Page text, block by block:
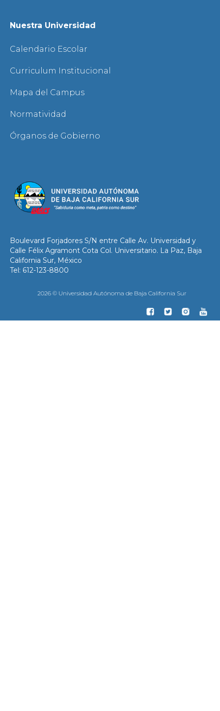
Nuestra Universidad
Calendario Escolar
Curriculum Institucional
Mapa del Campus
Normatividad
Órganos de Gobierno
Boulevard Forjadores S/N entre Calle Av. Universidad y
Calle Félix Agramont Cota Col. Universitario. La Paz, Baja
California Sur, México
Tel: 612-123-8800
2026 © Universidad Autónoma de Baja California Sur